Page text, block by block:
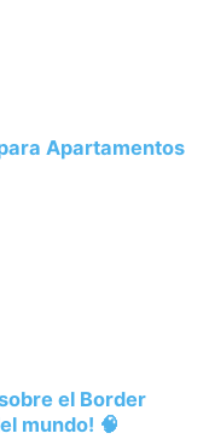
Apartamentos
el Border
mundo! 🧠